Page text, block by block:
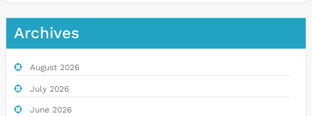
Archives
August 2026
July 2026
June 2026